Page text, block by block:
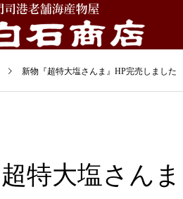
新物『超特大塩さんま』HP完売しました
特大塩さん